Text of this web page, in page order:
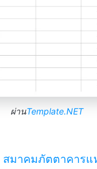
ผ่านTemplate.NET
สมาคมภัตตาคารแ